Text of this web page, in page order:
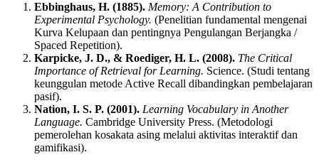
Ebbinghaus, H. (1885). Memory: A Contribution to
Experimental Psychology. (Penelitian fundamental mengenai
Kurva Kelupaan dan pentingnya Pengulangan Berjangka /
Spaced Repetition).
Karpicke, J. D., & Roediger, H. L. (2008). The Critical
Importance of Retrieval for Learning. Science. (Studi tentang
keunggulan metode Active Recall dibandingkan pembelajaran
pasif).
Nation, I. S. P. (2001). Learning Vocabulary in Another
Language. Cambridge University Press. (Metodologi
pemerolehan kosakata asing melalui aktivitas interaktif dan
gamifikasi).